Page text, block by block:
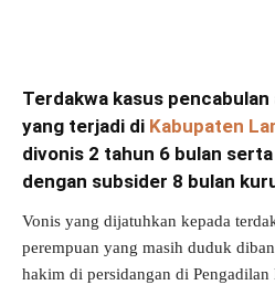
Terdakwa kasus pencabulan
yang terjadi di Kabupaten
divonis 2 tahun 6 bulan
dengan subsider 8 bulan
Vonis yang dijatuhkan kepada
perempuan yang masih duduk
hakim di persidangan di